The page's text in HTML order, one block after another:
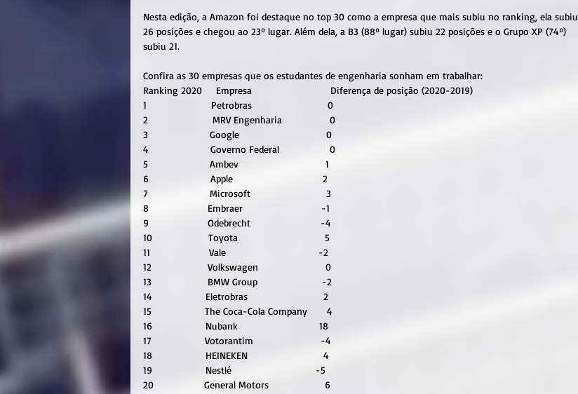
Nesta edição, a Amazon foi destaque no top 30 como a empresa que mais subiu no ranking, ela subiu
26 posições e chegou ao 23º lugar. Além dela, a B3 (88º lugar) subiu 22 posições e o Grupo XP (74º)
subiu 21.
Confira as 30 empresas que os estudantes de engenharia sonham em trabalhar:
Ranking 2020     Empresa                            Diferença de posição (2020-2019)
1                       Petrobras                           0
2                       MRV Engenharia                 0
3                      Google                               0
4                      Governo Federal                  0
5                      Ambev                               1
6                      Apple                                2
7                      Microsoft                           3
8                     Embraer                            -1
9                     Odebrecht                         -4
10                    Toyota                               5
11                     Vale                                 -2
12                    Volkswagen                        0
13                    BMW Group                       -2
14                   Eletrobras                           2
15                   The Coca-Cola Company       4
16                   Nubank                             18
17                   Votorantim                        -4
18                   HEINEKEN                           4
19                   Nestlé                              -5
20                  General Motors                    6